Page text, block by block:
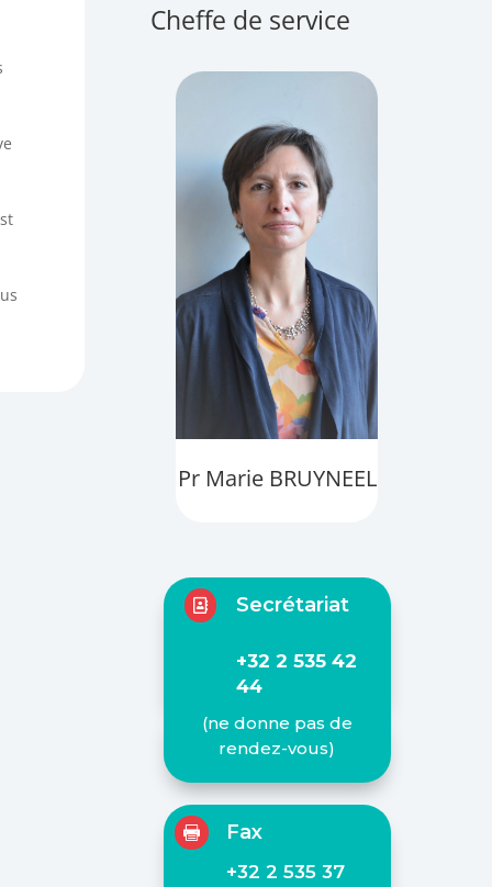
Cheffe de service
Pr Marie BRUYNEEL
 Secrétariat
+32 2 535 42
44
(ne donne pas de
rendez-vous)
 Fax
+32 2 535 37